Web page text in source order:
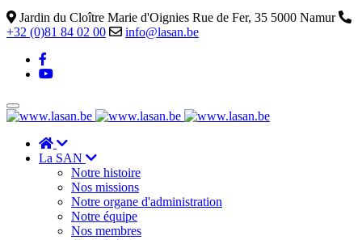
Jardin du Cloître Marie d'Oignies Rue de Fer, 35 5000 Namur
+32 (0)81 84 02 00
info@lasan.be
La SAN
Notre histoire
Nos missions
Notre organe d'administration
Notre équipe
Nos membres